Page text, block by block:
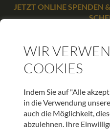
JETZT ONLINE SPENDEN
WEITERE BEITRÄGE
HOSPIZ TIROL
WIR
COOKIES
Indem Sie auf "Alle
in die Verwendung
auch die Möglichkeit,
abzulehnen. Ihre